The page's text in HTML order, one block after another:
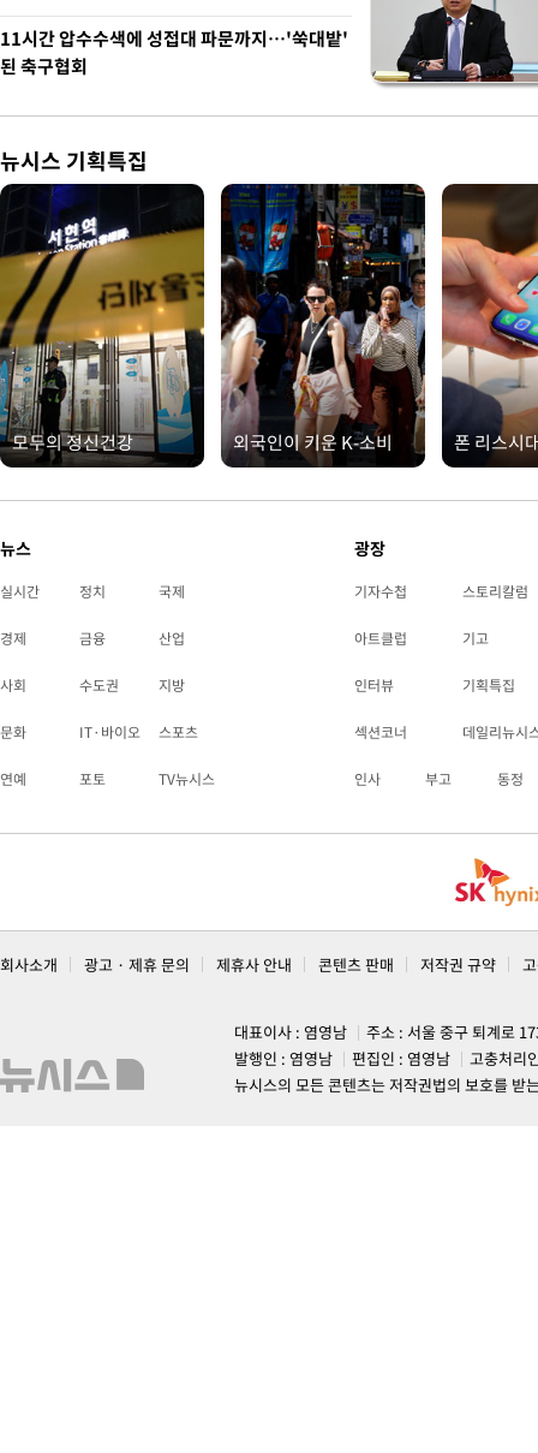
11시간 압수수색에 성접대 파문까지…'쑥대밭'
된 축구협회
뉴시스 기획특집
모두의 정신건강 외국인이 키운 K-소비 폰 리스시
뉴스
실시간 정치 국제
경제 금융 산업
사회 수도권 지방
문화 IT·바이오 스포츠
연예 포토 TV뉴시스
광장
기자수첩 스토리칼럼
아트클럽 기고
인터뷰 기획특집
섹션코너 데일리뉴시
인사 부고 동정
회사소개 광고 · 제휴 문의 제휴사 안내 콘텐츠 판매 저작권 규약
대표이사 : 염영남
주소 : 서울 중구 퇴계로
발행인 : 염영남
편집인 : 염영남
고충처리
뉴시스의 모든 콘텐츠는 저작권법의 보호를